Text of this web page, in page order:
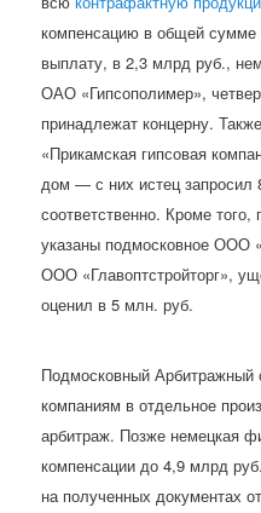
компенсацию в общей
выплату, в 2,3 млрд руб.,
ОАО «Гипсополимер»,
принадлежат концерну.
«Прикамская гипсовая
дом — с них истец
соответственно. Кроме
указаны подмосковное ООО
ООО «Главоптстройторг»,
оценил в 5 млн. руб.
Подмосковный Арбитражный
компаниям в отдельное
арбитраж. Позже немецкая
компенсации до 4,9 млрд
на полученных документах